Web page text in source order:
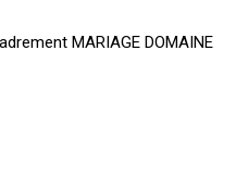
MARIAGE DOMAINE